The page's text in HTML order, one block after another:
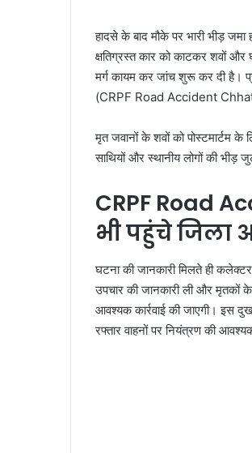
हादसे के बाद मौके पर भारी भीड़
क्षतिग्रस्त कार को काटकर शवों और
मर्ग कायम कर जांच शुरू कर दी है।
(CRPF Road Accident
मृत जवानों के शवों को पोस्टमार्टम के
साथियों और स्थानीय लोगों की
CRPF Road
भी पहुंचे जिला
घटना की जानकारी मिलते ही
उपचार की जानकारी ली और मृतकों
आवश्यक कार्रवाई की जाएगी।
रफ्तार वाहनों पर नियंत्रण की